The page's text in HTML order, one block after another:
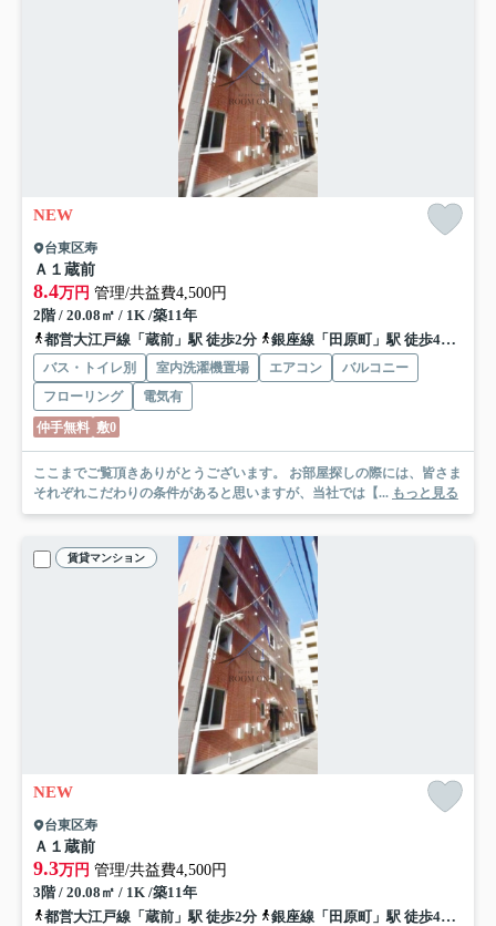
NEW
台東区寿
Ａ１蔵前
8.4万円 管理/共益費4,500円
2階 / 20.08㎡ / 1K /築11年
都営大江戸線「蔵前」駅 徒歩2分
銀座線「田原町」駅 徒歩4分
バス・トイレ別 室内洗濯機置場 エアコン
バルコニー
フローリング
電気有
仲手無料 敷0
ここまでご覧頂きありがとうございます。 お部屋探しの際には、皆さま
それぞれこだわりの条件があると思いますが、当社では【... もっと見る
賃貸マンション
NEW
台東区寿
Ａ１蔵前
9.3万円 管理/共益費4,500円
3階 / 20.08㎡ / 1K /築11年
都営大江戸線「蔵前」駅 徒歩2分
銀座線「田原町」駅 徒歩4分